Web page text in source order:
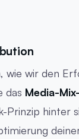
wie wir den
das Media-
hinter